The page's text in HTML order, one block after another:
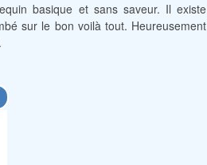
basique et sans saveur. Il existe
sur le bon voilà tout. Heureusement